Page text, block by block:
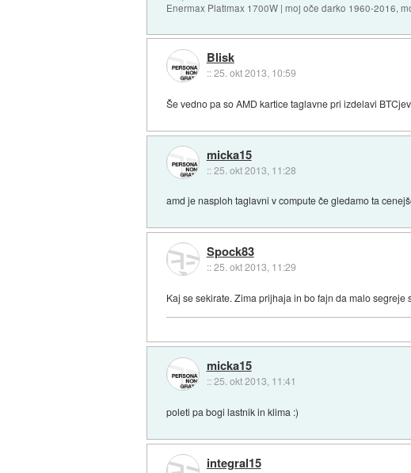
Enermax Platimax 1700W | moj oče darko 1960-2016,
Blisk
::25. okt 2013, 10:59
Še vedno pa so AMD kartice taglavne pri izdelavi
micka15
::25. okt 2013, 11:28
amd je nasploh taglavni v compute če gledamo ta
Spock83
::25. okt 2013, 11:29
Kaj se sekirate. Zima prijhaja in bo fajn da malo segreje
micka15
::25. okt 2013, 11:41
poleti pa bogi lastnik in klima :)
integral15